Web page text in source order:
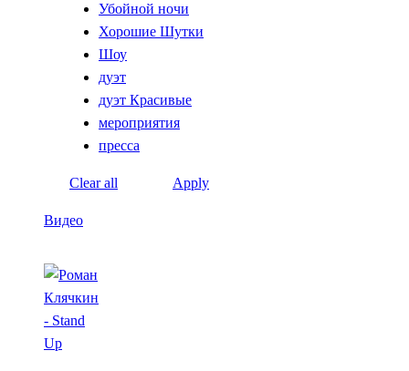
Убойной ночи
Хорошие Шутки
Шоу
дуэт
дуэт Красивые
мероприятия
пресса
Clear all Apply
Видео